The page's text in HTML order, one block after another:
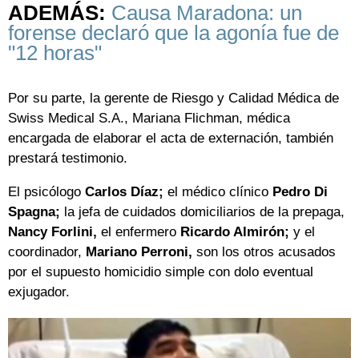
ADEMÁS: Causa Maradona: un
forense declaró que la agonía fue de
"12 horas"
Por su parte, la gerente de Riesgo y Calidad Médica de
Swiss Medical S.A., Mariana Flichman, médica
encargada de elaborar el acta de externación, también
prestará testimonio.
El psicólogo Carlos Díaz; el médico clínico Pedro Di
Spagna; la jefa de cuidados domiciliarios de la prepaga,
Nancy Forlini, el enfermero Ricardo Almirón; y el
coordinador, Mariano Perroni, son los otros acusados
por el supuesto homicidio simple con dolo eventual
exjugador.